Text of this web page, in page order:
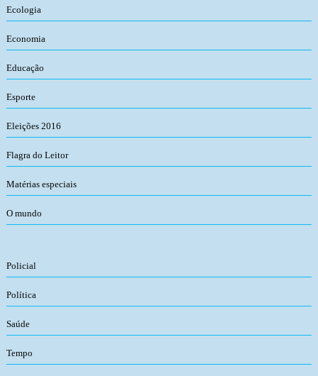
Ecologia
Economia
Educação
Esporte
Eleições 2016
Flagra do Leitor
Matérias especiais
O mundo
Policial
Política
Saúde
Tempo